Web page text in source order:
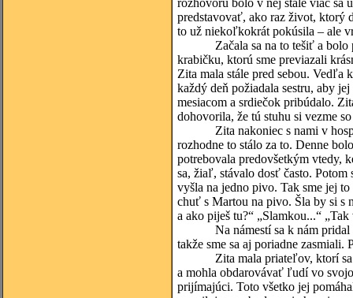
rozhovoru bolo v nej stále viac sa
predstavovať, ako raz život, ktorý
to už niekoľkokrát pokúsila – ale
Začala sa na to tešiť a bolo
krabičku, ktorú sme previazali
Zita mala stále pred sebou. Vedľa
každý deň požiadala sestru, aby
mesiacom a srdiečok pribúdalo.
dohovorila, že tú stuhu si vezme
Zita nakoniec s nami v hospici
rozhodne to stálo za to. Denne
potrebovala predovšetkým vtedy,
sa, žiaľ, stávalo dosť často.
vyšla na jedno pivo. Tak sme jej
chuť s Martou na pivo. Šla by si s
a ako piješ tu?“ „Slamkou...“
Na námestí sa k nám pridal
takže sme sa aj poriadne
Zita mala priateľov, ktorí sa
a mohla obdarovávať ľudí vo
prijímajúci. Toto všetko jej